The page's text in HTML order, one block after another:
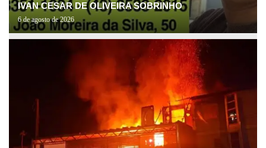
IVAN CESAR DE OLIVEIRA SOBRINHO
6 de agosto de 2026